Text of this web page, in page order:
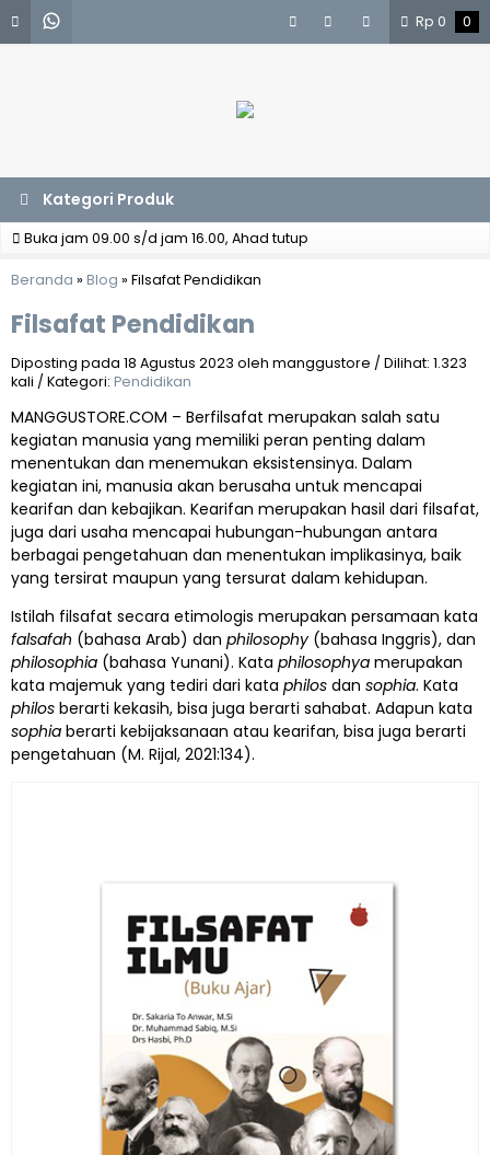
Rp 0 0
Kategori Produk
Buka jam 09.00 s/d jam 16.00, Ahad tutup
Beranda » Blog » Filsafat Pendidikan
Filsafat Pendidikan
Diposting pada 18 Agustus 2023 oleh manggustore / Dilihat: 1.323
kali / Kategori: Pendidikan
MANGGUSTORE.COM – Berfilsafat merupakan salah satu
kegiatan manusia yang memiliki peran penting dalam
menentukan dan menemukan eksistensinya. Dalam
kegiatan ini, manusia akan berusaha untuk mencapai
kearifan dan kebajikan. Kearifan merupakan hasil dari filsafat,
juga dari usaha mencapai hubungan-hubungan antara
berbagai pengetahuan dan menentukan implikasinya, baik
yang tersirat maupun yang tersurat dalam kehidupan.
Istilah filsafat secara etimologis merupakan persamaan kata
falsafah (bahasa Arab) dan philosophy(bahasa Inggris), dan
philosophia (bahasa Yunani). Kata philosophya merupakan
kata majemuk yang tediri dari kata philos dan sophia. Kata
philos berarti kekasih, bisa juga berarti sahabat. Adapun kata
sophia berarti kebijaksanaan atau kearifan, bisa juga berarti
pengetahuan (M. Rijal, 2021:134).